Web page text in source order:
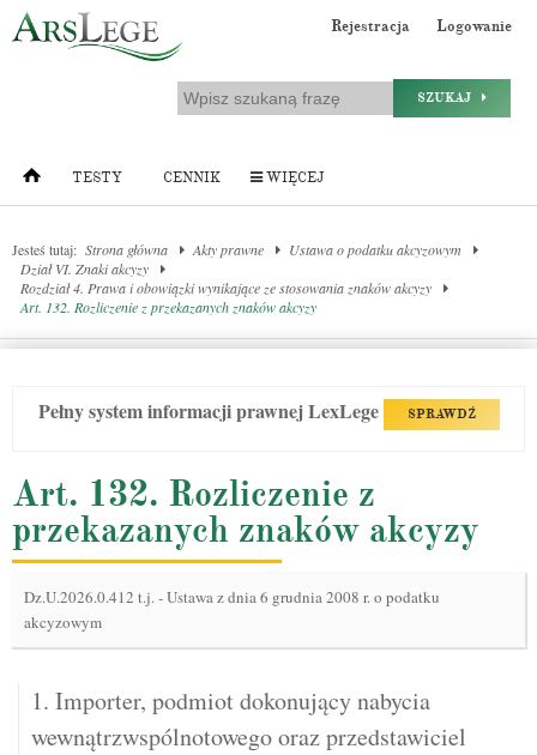
Rejestracja Logowanie
SZUKAJ
TESTY CENNIK WIĘCEJ
Jesteś tutaj: Strona główna Akty prawne
Ustawa o podatku akcyzowym
Dział VI. Znaki akcyzy
Rozdział 4. Prawa i obowiązki wynikające ze stosowania znaków akcyzy
Art. 132. Rozliczenie z przekazanych znaków akcyzy
Pełny system informacji prawnej LexLege SPRAWDŹ
Art. 132. Rozliczenie z
przekazanych znaków akcyzy
Dz.U.2026.0.412 t.j.-Ustawa z dnia 6 grudnia 2008 r. o podatku
akcyzowym
1. Importer, podmiot dokonujący nabycia
wewnątrzwspólnotowego oraz przedstawiciel